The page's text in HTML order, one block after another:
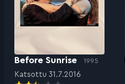
Before Sunrise 1995
Katsottu 31.7.2016